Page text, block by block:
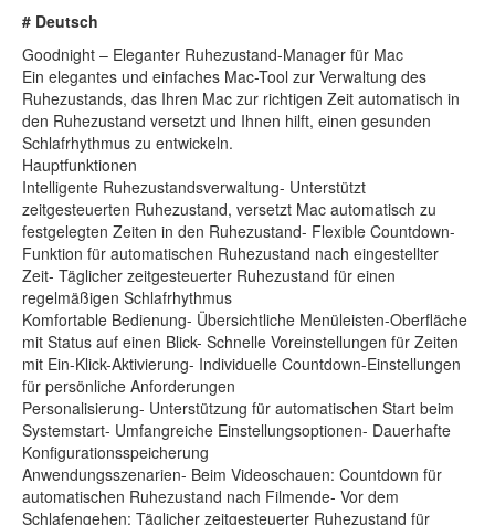
# Deutsch
Goodnight – Eleganter Ruhezustand-Manager für Mac
Ein elegantes und einfaches Mac-Tool zur Verwaltung des
Ruhezustands, das Ihren Mac zur richtigen Zeit automatisch in
den Ruhezustand versetzt und Ihnen hilft, einen gesunden
Schlafrhythmus zu entwickeln.
Hauptfunktionen
Intelligente Ruhezustandsverwaltung- Unterstützt
zeitgesteuerten Ruhezustand, versetzt Mac automatisch zu
festgelegten Zeiten in den Ruhezustand- Flexible Countdown-
Funktion für automatischen Ruhezustand nach eingestellter
Zeit- Täglicher zeitgesteuerter Ruhezustand für einen
regelmäßigen Schlafrhythmus
Komfortable Bedienung- Übersichtliche Menüleisten-Oberfläche
mit Status auf einen Blick- Schnelle Voreinstellungen für Zeiten
mit Ein-Klick-Aktivierung- Individuelle Countdown-Einstellungen
für persönliche Anforderungen
Personalisierung- Unterstützung für automatischen Start beim
Systemstart- Umfangreiche Einstellungsoptionen- Dauerhafte
Konfigurationsspeicherung
Anwendungsszenarien- Beim Videoschauen: Countdown für
automatischen Ruhezustand nach Filmende- Vor dem
Schlafengehen: Täglicher zeitgesteuerter Ruhezustand für